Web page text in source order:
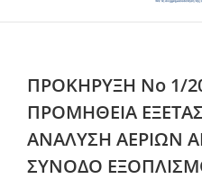
ΠΡΟΚΗΡΥΞΗ Νο 1/
ΠΡΟΜΗΘΕΙΑ
ΑΝΑΛΥΣΗ ΑΕΡΙΩΝ
ΣΥΝΟΔΟ